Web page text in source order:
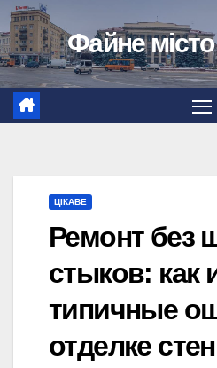
Перейти
до
вмісту
Файне
ЦІКАВЕ
Ремонт без
стыков: как
типичные
отделке стен